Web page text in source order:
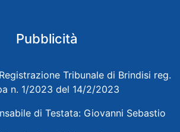
Pubblicità
Tribunale di Brindisi reg.
n. 1/2023 del 14/2/2023
di Testata: Giovanni Sebastio